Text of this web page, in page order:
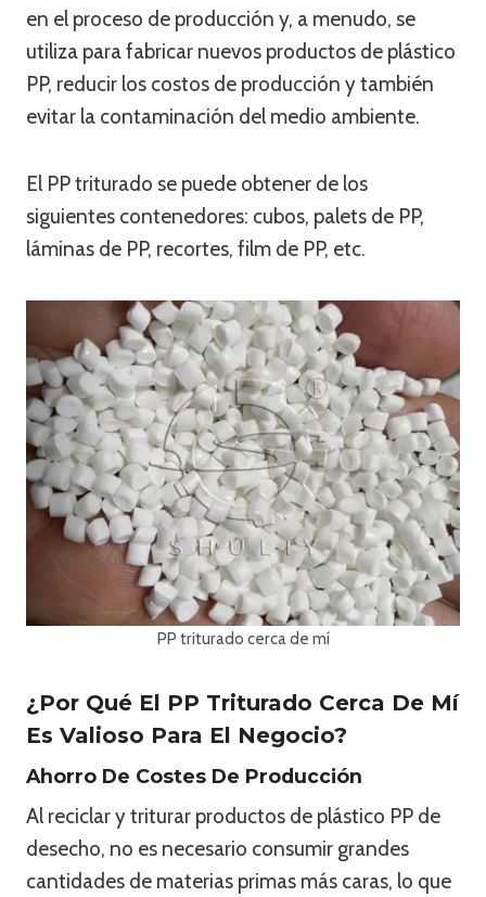
en el proceso de producción y, a menudo, se
utiliza para fabricar nuevos productos de plástico
PP, reducir los costos de producción y también
evitar la contaminación del medio ambiente.
El PP triturado se puede obtener de los
siguientes contenedores: cubos, palets de PP,
láminas de PP, recortes, film de PP, etc.
PP triturado cerca de mí
¿Por Qué El PP Triturado Cerca De Mí
Es Valioso Para El Negocio?
Ahorro De Costes De Producción
Al reciclar y triturar productos de plástico PP de
desecho, no es necesario consumir grandes
cantidades de materias primas más caras, lo que